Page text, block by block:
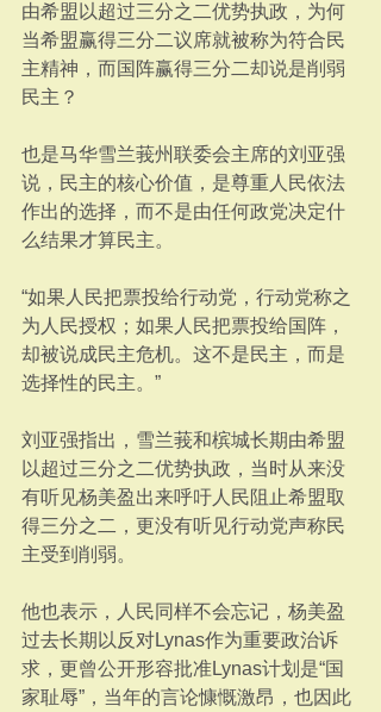
由希盟以超过三分之二优势执政，为何
当希盟赢得三分二议席就被称为符合民
主精神，而国阵赢得三分二却说是削弱
民主？
也是马华雪兰莪州联委会主席的刘亚强
说，民主的核心价值，是尊重人民依法
作出的选择，而不是由任何政党决定什
么结果才算民主。
“如果人民把票投给行动党，行动党称之
为人民授权；如果人民把票投给国阵，
却被说成民主危机。这不是民主，而是
选择性的民主。”
刘亚强指出，雪兰莪和槟城长期由希盟
以超过三分之二优势执政，当时从来没
有听见杨美盈出来呼吁人民阻止希盟取
得三分之二，更没有听见行动党声称民
主受到削弱。
他也表示，人民同样不会忘记，杨美盈
过去长期以反对Lynas作为重要政治诉
求，更曾公开形容批准Lynas计划是“国
家耻辱”，当年的言论慷慨激昂，也因此